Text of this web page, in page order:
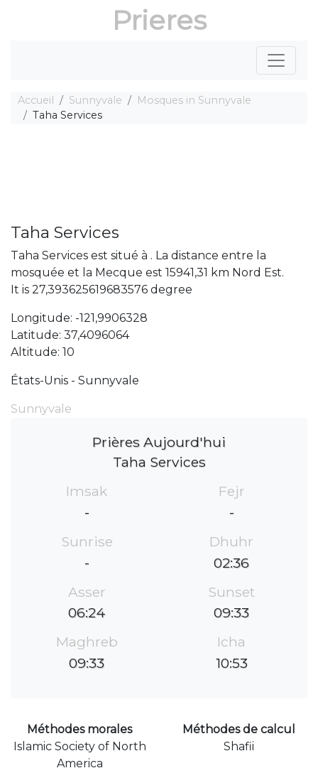
Prieres
Accueil Sunnyvale
Mosques in Sunnyvale
Taha Services
Taha Services
Taha Services est situé à . La distance entre la
mosquée et la Mecque est 15941,31 km Nord Est.
It is 27,393625619683576 degree
Longitude: -121,9906328
Latitude: 37,4096064
Altitude: 10
États-Unis - Sunnyvale
Sunnyvale
Prières Aujourd'hui
Taha Services
Imsak
-
Fejr
-
Sunrise
-
Dhuhr
02:36
Asser
06:24
Sunset
09:33
Maghreb
09:33
Icha
10:53
Méthodes morales
Islamic Society of North
America
Méthodes de calcul
Shafii